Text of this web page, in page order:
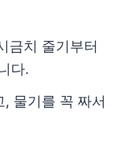
금치 줄기부터
다.
물기를 꼭 짜서